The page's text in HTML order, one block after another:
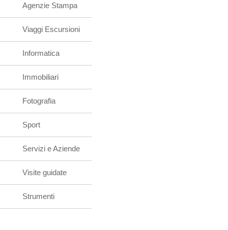
Agenzie Stampa
Viaggi Escursioni
Informatica
Immobiliari
Fotografia
Sport
Servizi e Aziende
Visite guidate
Strumenti